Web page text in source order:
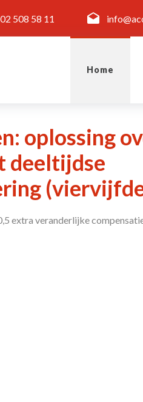
02 508 58 11
Home
oplossing
deeltijdse
extra veranderlijke